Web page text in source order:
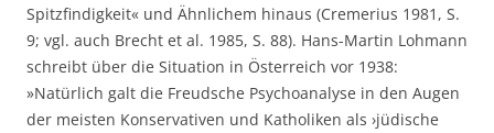
Spitzfindigkeit« und Ähnlichem hinaus (Cremerius 1981, S.
9; vgl. auch Brecht et al. 1985, S. 88). Hans-Martin Lohmann
schreibt über die Situation in Österreich vor 1938:
»Natürlich galt die Freudsche Psychoanalyse in den Augen
der meisten Konservativen und Katholiken als ›jüdische